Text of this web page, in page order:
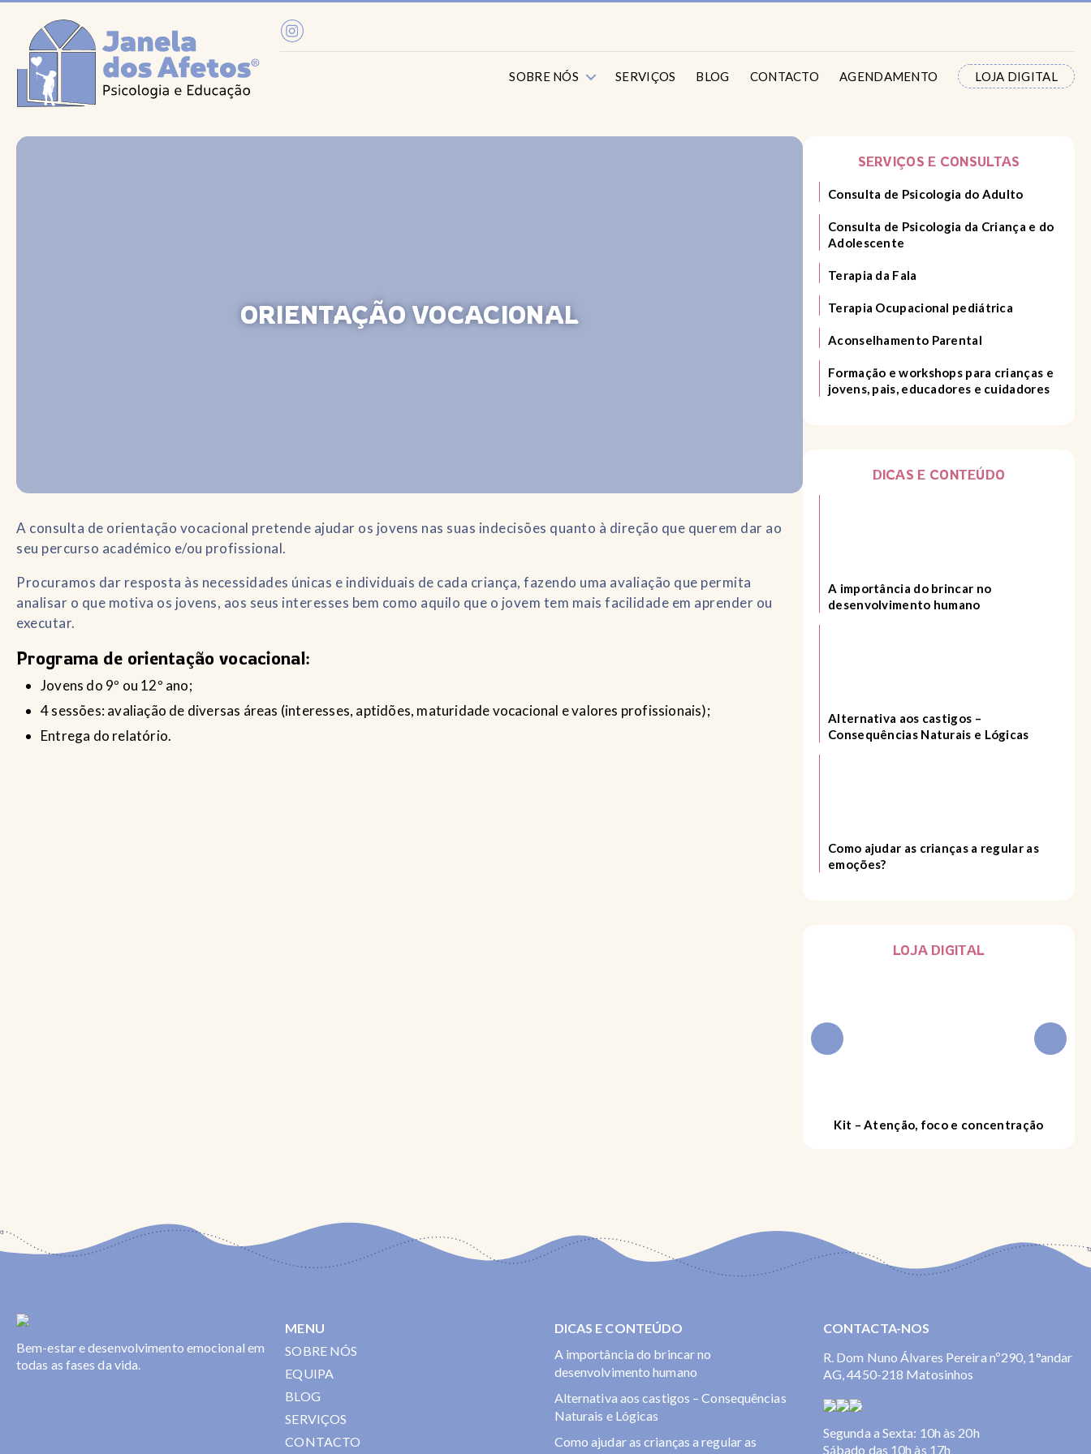
SOBRE NÓS SERVIÇOS BLOG CONTACTO AGENDAMENTO LOJA DIGITAL
ORIENTAÇÃO VOCACIONAL
A consulta de orientação vocacional pretende ajudar os jovens nas suas indecisões quanto à direção que querem dar ao
seu percurso académico e/ou profissional.
Procuramos dar resposta às necessidades únicas e individuais de cada criança, fazendo uma avaliação que permita
analisar o que motiva os jovens, aos seus interesses bem como aquilo que o jovem tem mais facilidade em aprender ou
executar.
Programa de orientação vocacional:
Jovens do 9º ou 12º ano;
4 sessões: avaliação de diversas áreas (interesses, aptidões, maturidade vocacional e valores profissionais);
Entrega do relatório.
SERVIÇOS E CONSULTAS
Consulta de Psicologia do Adulto
Consulta de Psicologia da Criança e do
Adolescente
Terapia da Fala
Terapia Ocupacional pediátrica
Aconselhamento Parental
Formação e workshops para crianças e
jovens, pais, educadores e cuidadores
DICAS E CONTEÚDO
A importância do brincar no
desenvolvimento humano
Alternativa aos castigos –
Consequências Naturais e Lógicas
Como ajudar as crianças a regular as
emoções?
LOJA DIGITAL
Kit – Atenção, foco e concentração
Bem-estar e desenvolvimento emocional em
todas as fases da vida.
MENU
SOBRE NÓS
EQUIPA
BLOG
SERVIÇOS
CONTACTO
DICAS E CONTEÚDO
A importância do brincar no
desenvolvimento humano
Alternativa aos castigos – Consequências
Naturais e Lógicas
Como ajudar as crianças a regular as
CONTACTA-NOS
R. Dom Nuno Álvares Pereira nº290, 1°andar
AG, 4450-218 Matosinhos
Segunda a Sexta: 10h às 20h
Sábado das 10h às 17h